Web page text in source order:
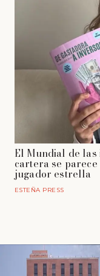
El Mundial de
cartera se
jugador estrella
ESTEÑA PRESS